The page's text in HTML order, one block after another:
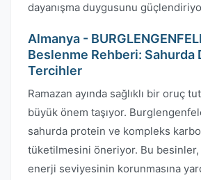
dayanışma duygusunu
Almanya -
Beslenme Rehberi: Sahurda
Tercihler
Ramazan ayında sağlıklı bir oruç
büyük önem taşıyor.
sahurda protein ve kompleks
tüketilmesini öneriyor. Bu
enerji seviyesinin korunmasına